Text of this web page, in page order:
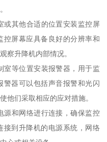
或其他合适的位置安装监控屏
控屏幕应具备良好的分辨率和
察升降机内部情况。
室等位置安装报警器，用于监
警器可以包括声音报警和光闪
他们采取相应的应对措施。
源和网络进行连接，确保监控
接到升降机的电源系统，网络